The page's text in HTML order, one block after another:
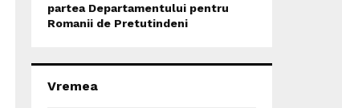
partea Departamentului pentru
Romanii de Pretutindeni
Vremea